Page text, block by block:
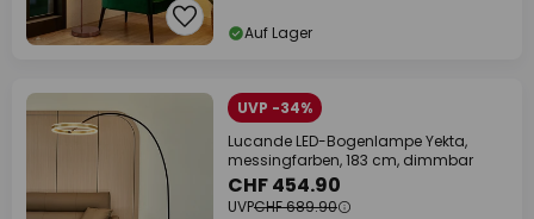
Auf Lager
UVP -34%
Lucande LED-Bogenlampe Yekta,
messingfarben, 183 cm, dimmbar
CHF 454.90
UVPCHF 689.90